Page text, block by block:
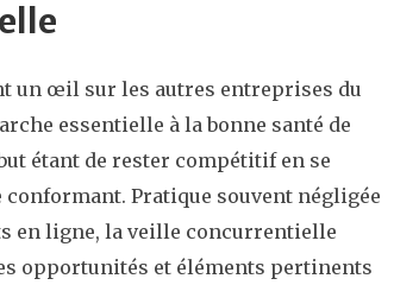
un œil sur les autres entreprises du
essentielle à la bonne santé de
étant de rester compétitif en se
Pratique souvent négligée
en ligne, la veille concurrentielle
opportunités et éléments pertinents